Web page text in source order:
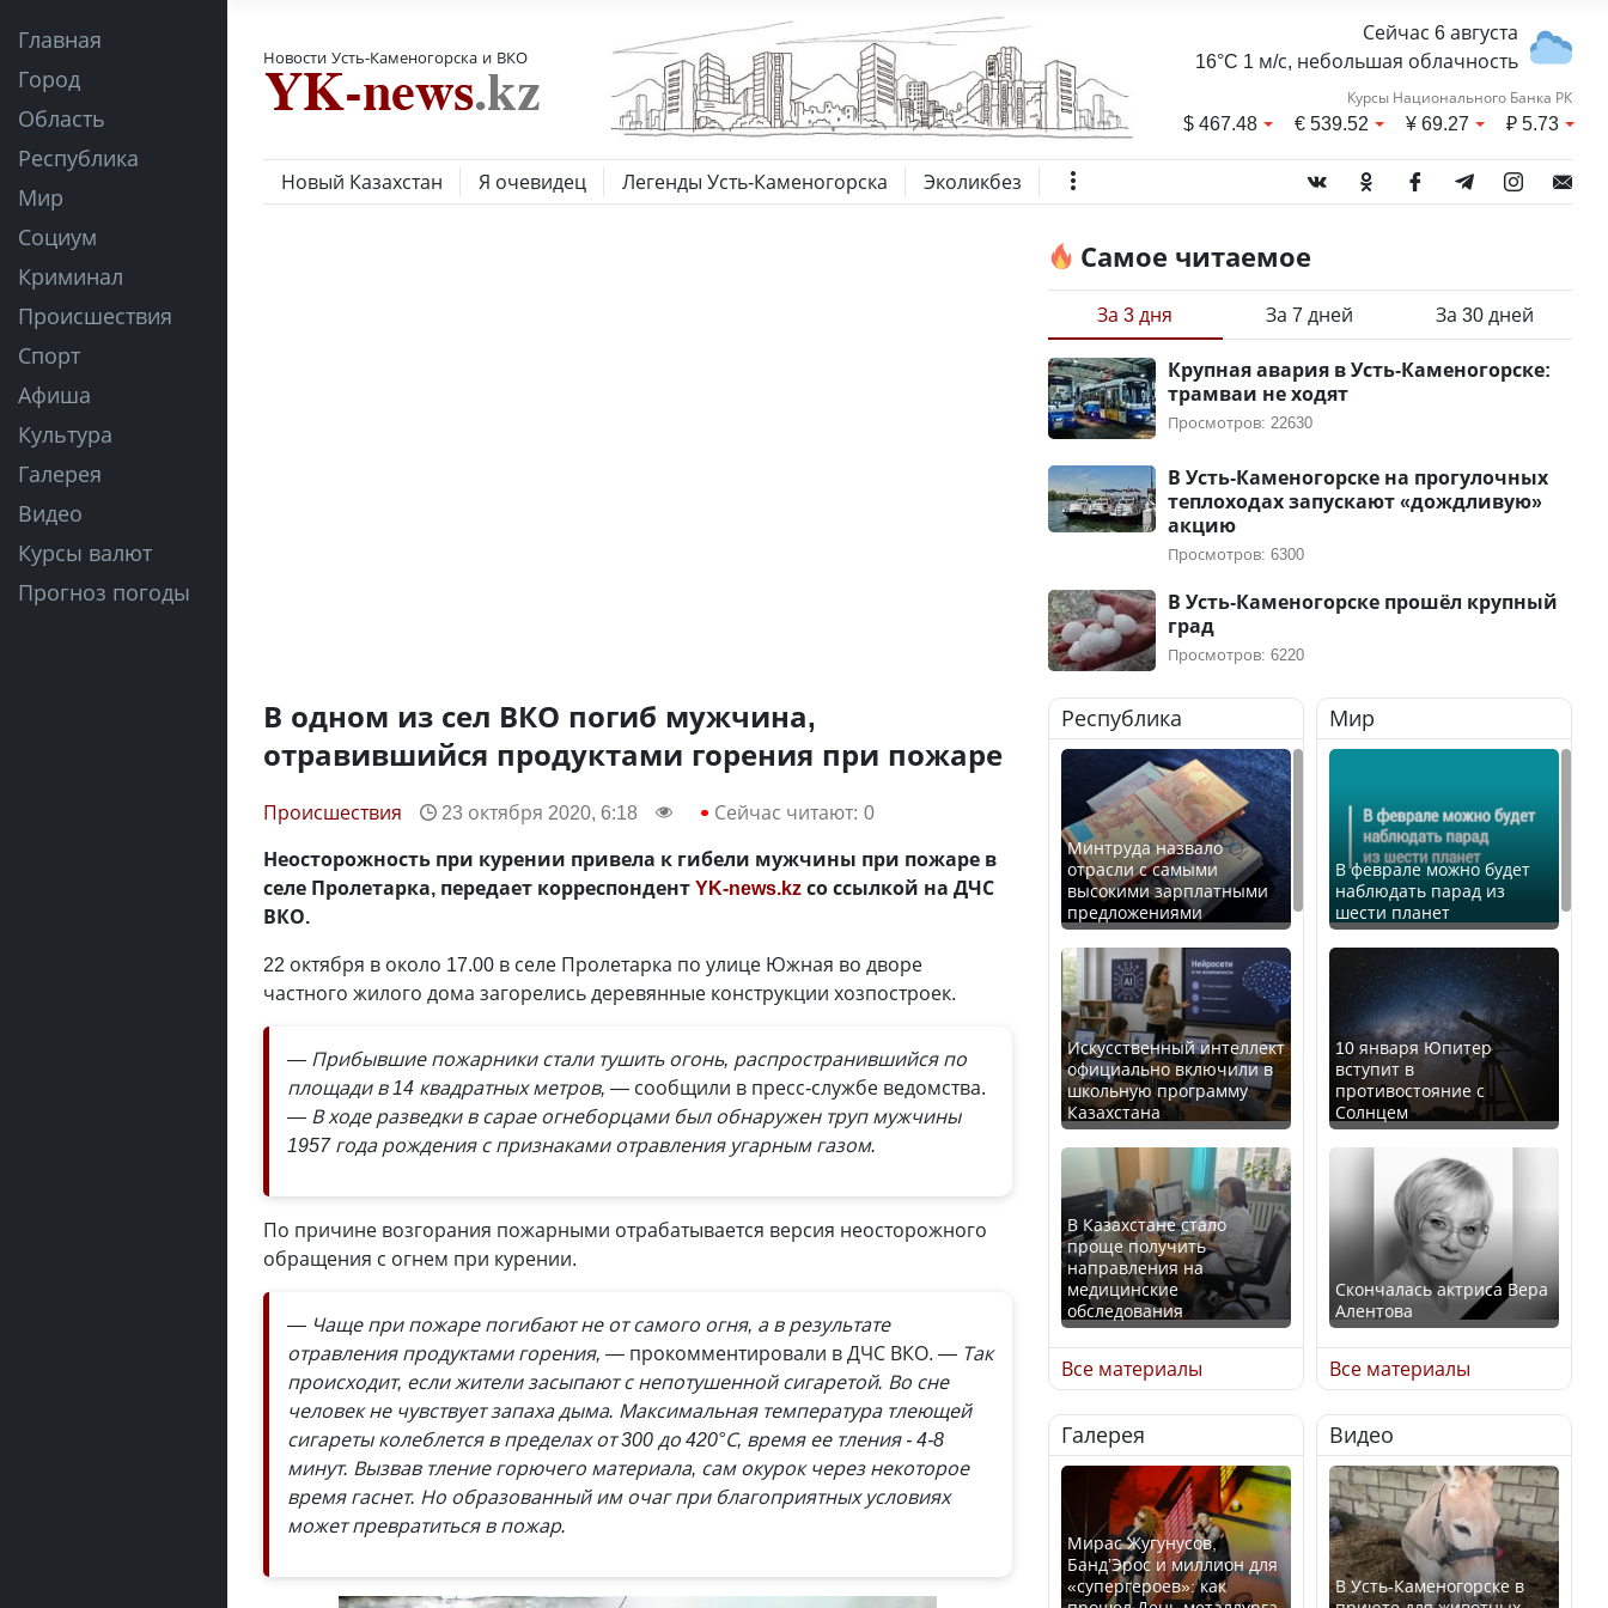
Главная
Город
Область
Республика
Мир
Социум
Криминал
Происшествия
Спорт
Афиша
Культура
Галерея
Видео
Курсы валют
Прогноз погоды
Новости Усть-Каменогорска и ВКО
Сейчас 6 августа
16°C 1 м/с, небольшая облачность
Курсы Национального Банка РК
$467.48 €539.52 ¥69.27 ₽5.73
Новый Казахстан Я очевидец Легенды Усть-Каменогорска Эколикбез
В одном из сел ВКО погиб мужчина,
отравившийся продуктами горения при пожаре
Происшествия 23 октября 2020, 6:18 Сейчас читают: 0
Неосторожность при курении привела к гибели мужчины при пожаре в
селе Пролетарка, передает корреспондентYK-news.kzсо ссылкой на ДЧС
ВКО.
22 октября в около 17.00 в селе Пролетарка по улице Южная во дворе
частного жилого дома загорелись деревянные конструкции хозпостроек.
— Прибывшие пожарники стали тушить огонь, распространившийся по
площади в 14 квадратных метров, — сообщили в пресс-службе ведомства.
— В ходе разведки в сарае огнеборцами был обнаружен труп мужчины
1957 года рождения с признаками отравления угарным газом.
По причине возгорания пожарными отрабатывается версия неосторожного
обращения с огнем при курении.
— Чаще при пожаре погибают не от самого огня, а в результате
отравления продуктами горения, — прокомментировали в ДЧС ВКО. — Так
происходит, если жители засыпают с непотушенной сигаретой. Во сне
человек не чувствует запаха дыма. Максимальная температура тлеющей
сигареты колеблется в пределах от 300 до 420°С, время ее тления - 4-8
минут. Вызвав тление горючего материала, сам окурок через некоторое
время гаснет. Но образованный им очаг при благоприятных условиях
может превратиться в пожар.
Самое читаемое
За 3 дня За 7 дней За 30 дней
Крупная авария в Усть-Каменогорске:
трамваи не ходят
Просмотров: 22630
В Усть-Каменогорске на прогулочных
теплоходах запускают «дождливую»
акцию
Просмотров: 6300
В Усть-Каменогорске прошёл крупный
град
Просмотров: 6220
Республика
Минтруда назвало
отрасли с самыми
высокими зарплатными
предложениями
Искусственный интеллект
официально включили в
школьную программу
Казахстана
В Казахстане стало
проще получить
направления на
медицинские
обследования
Қазақстан Орталық Азия
елдері арасында әл-ауқат
индексінде көш бастады
Все материалы
Мир
В феврале можно будет
наблюдать парад из
шести планет
10 января Юпитер
вступит в
противостояние с
Солнцем
Скончалась актриса Вера
Алентова
В РФ вынесен заочный
приговор по уголовному
делу об убийстве Игоря
Талькова
Все материалы
Галерея
Мирас Жугунусов,
Банд’Эрос и миллион для
«супергероев»: как
Видео
В Усть-Каменогорске в